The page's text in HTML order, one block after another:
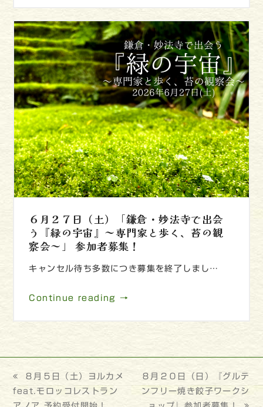
６月２７日（土）「鎌倉・妙法寺で出会
う『緑の宇宙』～専門家と歩く、苔の観
察会～」 参加者募集！
キャンセル待ち多数につき募集を終了しまし…
Continue reading →
previous
post:
８月５日（土）ヨルカメ
feat.モロッコレストラン
next
post:
８月２０日（日）『グルテ
ンフリー焼き餃子ワークシ